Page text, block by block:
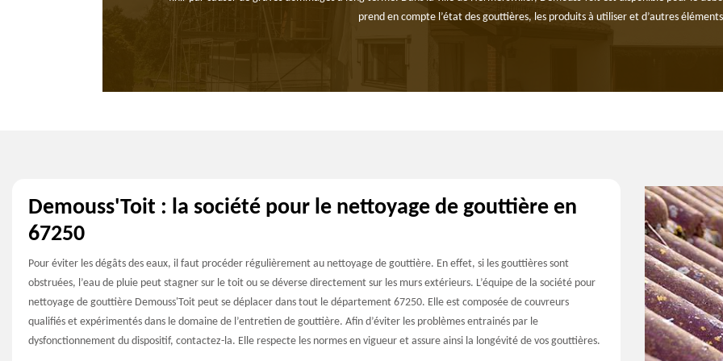
prend en compte l’état des gouttières, les produits à utiliser et d’autres
Demouss'Toit : la société pour le nettoyage de gouttière en
67250
Pour éviter les dégâts des eaux, il faut procéder régulièrement au nettoyage de gouttière. En effet, si les gouttières sont
obstruées, l’eau de pluie peut stagner sur le toit ou se déverse directement sur les murs extérieurs. L’équipe de la société pour
nettoyage de gouttière Demouss'Toit peut se déplacer dans tout le département 67250. Elle est composée de couvreurs
qualifiés et expérimentés dans le domaine de l’entretien de gouttière. Afin d’éviter les problèmes entrainés par le
dysfonctionnement du dispositif, contactez-la. Elle respecte les normes en vigueur et assure ainsi la longévité de vos gouttières.